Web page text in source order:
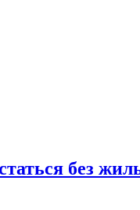
без